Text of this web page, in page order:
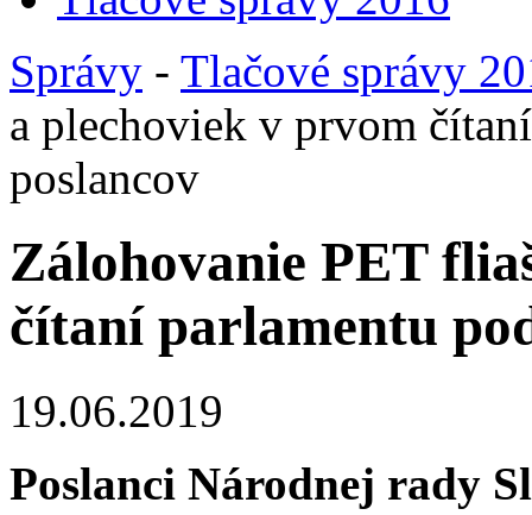
Správy - Tlačové správy
a plechoviek v prvom
poslancov
Zálohovanie PET
čítaní parlamentu
19.06.2019
Poslanci Národnej rady